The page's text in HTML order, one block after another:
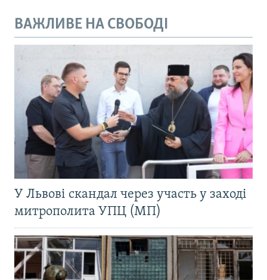
ВАЖЛИВЕ НА СВОБОДІ
У Львові скандал через участь у заході
митрополита УПЦ (МП)